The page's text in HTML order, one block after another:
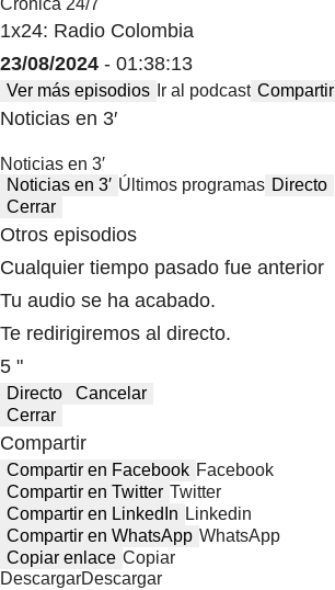
1x24: Radio Colombia
23/08/2024 - 01:38:13
Ver más episodios Ir al podcast Compartir
Noticias en 3′
Noticias en 3′
Noticias en 3′ Últimos programas Directo
Cerrar
Otros episodios
Cualquier tiempo pasado fue anterior
Tu audio se ha acabado.
Te redirigiremos al directo.
5 "
Directo
Cancelar
Cerrar
Compartir
Compartir en Facebook Facebook
Compartir en Twitter Twitter
Compartir en LinkedIn Linkedin
Compartir en WhatsApp WhatsApp
Copiar enlace Copiar
DescargarDescargar